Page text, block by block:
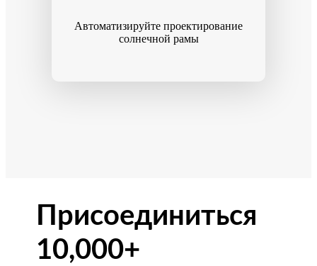
Автоматизируйте проектирование
солнечной рамы
Присоединиться
10,000+